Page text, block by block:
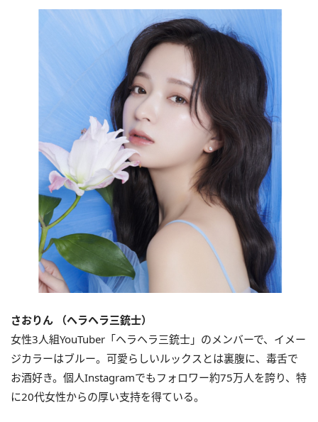
さおりん （ヘラヘラ三銃士）
女性3人組YouTuber「ヘラヘラ三銃士」のメンバーで、イメー
ジカラーはブルー。可愛らしいルックスとは裏腹に、毒舌で
お酒好き。個人Instagramでもフォロワー約75万人を誇り、特
に20代女性からの厚い支持を得ている。